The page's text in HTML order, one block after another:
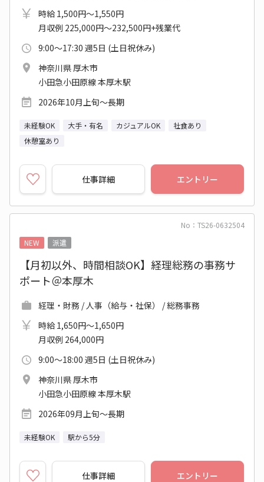
時給 1,500円～1,550円
月収例 225,000円～232,500円+残業代
9:00～17:30 週5日 (土日祝休み)
神奈川県 厚木市
小田急小田原線 本厚木駅
2026年10月上旬～長期
未経験OK 大手・有名 カジュアルOK
社食あり
休憩室あり
仕事詳細 エントリー
No：TS26-0632504
NEW
派遣
【月初以外、時間相談OK】経理総務の事務サ
ポート＠本厚木
経理・財務 / 人事（給与・社保） / 総務事務
時給 1,650円～1,650円
月収例 264,000円
9:00～18:00 週5日 (土日祝休み)
神奈川県 厚木市
小田急小田原線 本厚木駅
2026年09月上旬～長期
未経験OK 駅から5分
仕事詳細 エントリー